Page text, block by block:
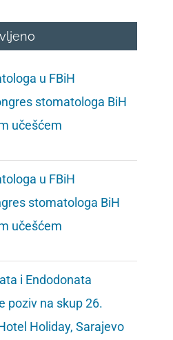
u FBiH
stomatologa BiH
učešćem
u FBiH
stomatologa BiH
učešćem
i Endodonata
poziv na skup 26.
Holiday, Sarajevo